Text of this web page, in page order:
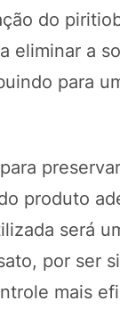
do
eliminar a
para
produto
será
por ser
mais